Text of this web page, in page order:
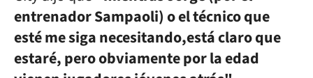
entrenador Sampaoli) o el técnico que
esté me siga necesitando,está claro que
estaré, pero obviamente por la edad